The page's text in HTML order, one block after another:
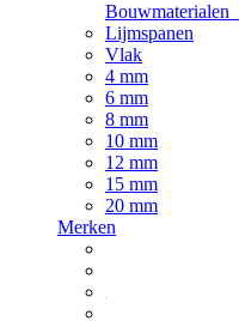
Bouwmaterialen
Lijmspanen
Vlak
4 mm
6 mm
8 mm
10 mm
12 mm
15 mm
20 mm
Merken